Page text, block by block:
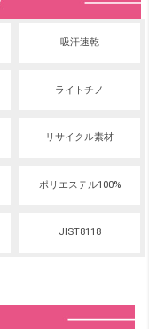
吸汗速乾
ライトチノ
リサイクル素材
ポリエステル100%
JIST8118